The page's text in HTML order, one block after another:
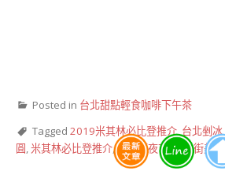
Posted in 台北甜點輕食咖啡下午茶
Tagged 2019米其林必比登推介, 台北剉冰,
圓 米其林必比登推介,通化街夜市 ,通化街美食